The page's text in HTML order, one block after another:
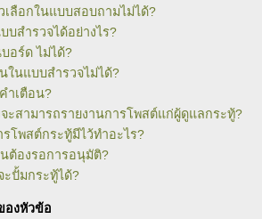
เลือกในแบบสอบถามไม่ได้?
บสำรวจได้อย่างไร?
อร์ด ไม่ได้?
ในแบบสำรวจไม่ได้?
ำเตือน?
ะสามารถรายงานการโพสต์แก่ผู้ดูแลกระทู้?
โพสต์กระทู้มีไว้ทำอะไร?
ต้องรอการอนุมัติ?
ะปั้มกระทู้ได้?
องหัวข้อ